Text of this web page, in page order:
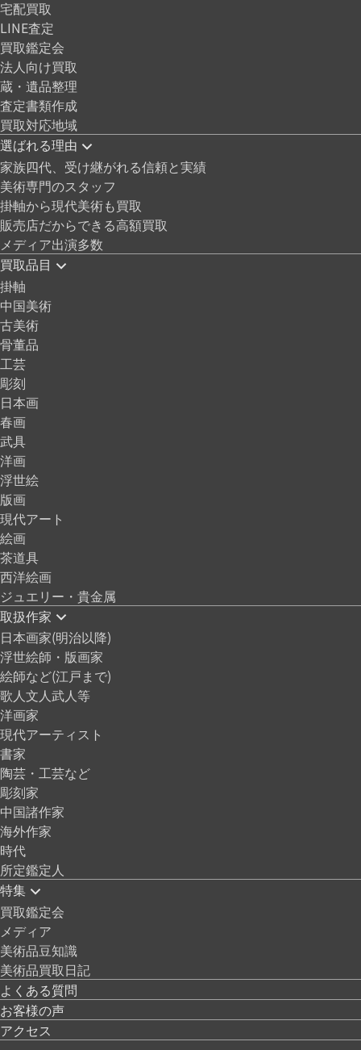
宅配買取
LINE査定
買取鑑定会
法人向け買取
蔵・遺品整理
査定書類作成
買取対応地域
選ばれる理由
家族四代、受け継がれる信頼と実績
美術専門のスタッフ
掛軸から現代美術も買取
販売店だからできる高額買取
メディア出演多数
買取品目
掛軸
中国美術
古美術
骨董品
工芸
彫刻
日本画
春画
武具
洋画
浮世絵
版画
現代アート
絵画
茶道具
西洋絵画
ジュエリー・貴金属
取扱作家
日本画家(明治以降)
浮世絵師・版画家
絵師など(江戸まで)
歌人文人武人等
洋画家
現代アーティスト
書家
陶芸・工芸など
彫刻家
中国諸作家
海外作家
時代
所定鑑定人
特集
買取鑑定会
メディア
美術品豆知識
美術品買取日記
よくある質問
お客様の声
アクセス